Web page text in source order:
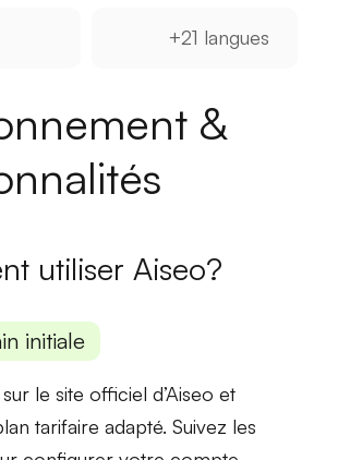
+21 langues
&
utiliser Aiseo?
initiale
le site officiel d’Aiseo et
tarifaire adapté. Suivez les